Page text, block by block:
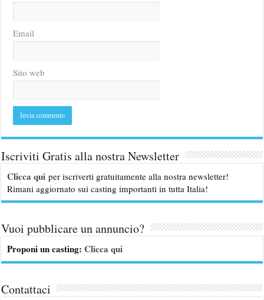
Email
Sito web
Iscriviti Gratis alla nostra Newsletter
Clicca qui per iscriverti gratuitamente alla nostra newsletter!
Rimani aggiornato sui casting importanti in tutta Italia!
Vuoi pubblicare un annuncio?
Proponi un casting:Clicca qui
Contattaci